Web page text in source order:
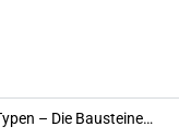
OKR Typen – Die Bausteine deiner OKR Implementierung